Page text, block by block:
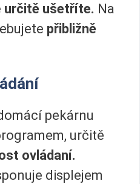
určitě ušetříte. Na
přibližně
pekárnu
určitě
ovládaní.
displejem